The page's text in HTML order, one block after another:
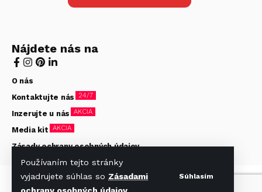
Používaním tejto stránky
vyjadrujete súhlas so Zásadami
Súhlasím
Nájdete nás na
O nás
Kontaktujte nás 24/7
Inzerujte u nás AKCIA
Media kit AKCIA
Zásady ochrany osobných údajov
© Hotelier 2020-2026. Všetky práva vyhradené. Stránky